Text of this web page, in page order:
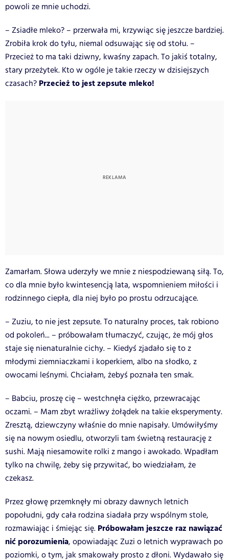
powoli ze mnie uchodzi.
– Zsiadłe mleko? – przerwała mi, krzywiąc się jeszcze bardziej.
Zrobiła krok do tyłu, niemal odsuwając się od stołu. –
Przecież to ma taki dziwny, kwaśny zapach. To jakiś totalny,
stary przeżytek. Kto w ogóle je takie rzeczy w dzisiejszych
czasach? Przecież to jest zepsute mleko!
Zamarłam. Słowa uderzyły we mnie z niespodziewaną siłą. To,
co dla mnie było kwintesencją lata, wspomnieniem miłości i
rodzinnego ciepła, dla niej było po prostu odrzucające.
– Zuziu, to nie jest zepsute. To naturalny proces, tak robiono
od pokoleń... – próbowałam tłumaczyć, czując, że mój głos
staje się nienaturalnie cichy. – Kiedyś zjadało się to z
młodymi ziemniaczkami i koperkiem, albo na słodko, z
owocami leśnymi. Chciałam, żebyś poznała ten smak.
– Babciu, proszę cię – westchnęła ciężko, przewracając
oczami. – Mam zbyt wrażliwy żołądek na takie eksperymenty.
Zresztą, dziewczyny właśnie do mnie napisały. Umówiłyśmy
się na nowym osiedlu, otworzyli tam świetną restaurację z
sushi. Mają niesamowite rolki z mango i awokado. Wpadłam
tylko na chwilę, żeby się przywitać, bo wiedziałam, że
czekasz.
Przez głowę przemknęły mi obrazy dawnych letnich
popołudni, gdy cała rodzina siadała przy wspólnym stole,
rozmawiając i śmiejąc się. Próbowałam jeszcze raz nawiązać
nić porozumienia, opowiadając Zuzi o letnich wyprawach po
poziomki, o tym, jak smakowały prosto z dłoni. Wydawało się